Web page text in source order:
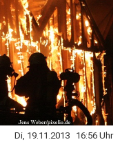
Di, 19.11.2013 16:56 Uhr